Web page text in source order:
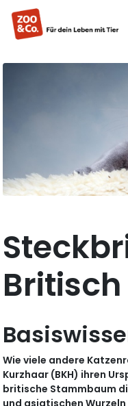
Wie viele andere
Kurzhaar (BKH) ihren
britische Stammbaum